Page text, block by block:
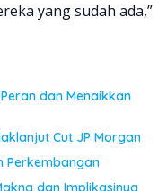
yang sudah ada,”
dan Menaikkan
Cut JP Morgan
Perkembangan
dan Implikasinya